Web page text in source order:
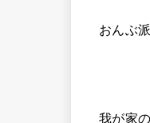
おんぶ
我が家